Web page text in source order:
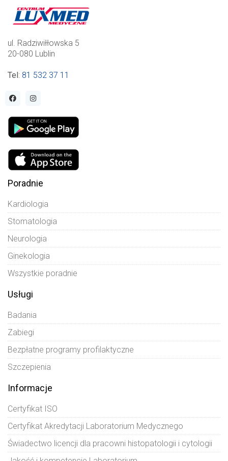
ul. Radziwiłłowska 5
20-080 Lublin
Tel : 81 532 37 11
Poradnie
Kardiologia
Stomatologia
Neurologia
Ginekologia
Wszystkie poradnie
Usługi
Badania
Zabiegi
Bezpłatne programy profilaktyczne
Szczepienia
Informacje
Certyfikat ISO
Certyfikat Akredytacji Laboratorium Medycznego
Świadectwo licencji dla pracowni histopatologii i cytologii